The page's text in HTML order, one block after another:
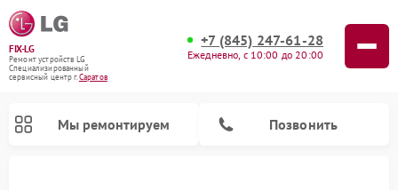
FIX-LG
Ремонт устройств LG
Специализированный
cервисный центр г.Саратов
+7 (845) 247-61-28
Ежедневно, с 10:00 до 20:00
Мы ремонтируем Позвонить